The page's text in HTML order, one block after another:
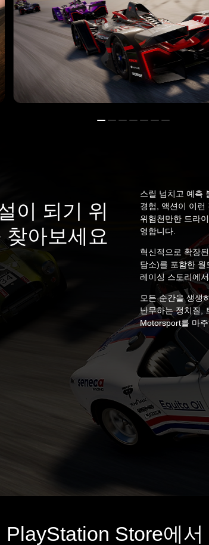
이 되기 위
아보세요
스릴 넘치고 예측
경험, 액션이 이런
위험천만한 드라
영합니다.
혁신적으로 확장
담소)를 포함한 월
레이싱 스토리에
모든 순간을 생생
난무하는 정치질,
Motorsport를 마
PlayStation Store에서